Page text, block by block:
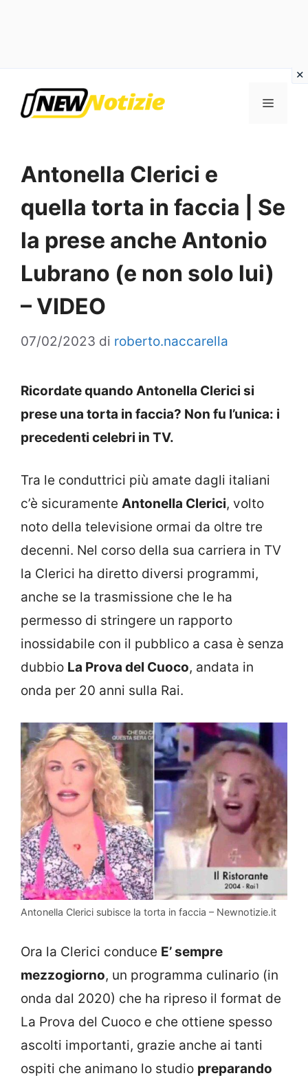
Menu
Antonella Clerici e
quella torta in faccia | Se
la prese anche Antonio
Lubrano (e non solo lui)
– VIDEO
07/02/2023 di roberto.naccarella
Ricordate quando Antonella Clerici si
prese una torta in faccia? Non fu l’unica: i
precedenti celebri in TV.
Tra le conduttrici più amate dagli italiani
c’è sicuramente Antonella Clerici, volto
noto della televisione ormai da oltre tre
decenni. Nel corso della sua carriera in TV
la Clerici ha diretto diversi programmi,
anche se la trasmissione che le ha
permesso di stringere un rapporto
inossidabile con il pubblico a casa è senza
dubbio La Prova del Cuoco, andata in
onda per 20 anni sulla Rai.
Antonella Clerici subisce la torta in faccia – Newnotizie.it
Ora la Clerici conduce E’ sempre
mezzogiorno, un programma culinario (in
onda dal 2020) che ha ripreso il format de
La Prova del Cuoco e che ottiene spesso
ascolti importanti, grazie anche ai tanti
ospiti che animano lo studio preparando